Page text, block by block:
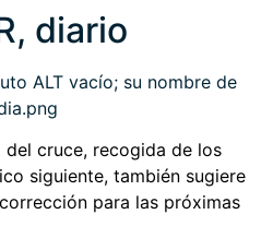
diario
del cruce, recogida de los
siguiente, también sugiere
para las próximas